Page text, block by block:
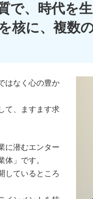
、時代を生
核に、複数
はなく心の豊か
て、ますます求
に潜むエンター
体」です。
しているところ